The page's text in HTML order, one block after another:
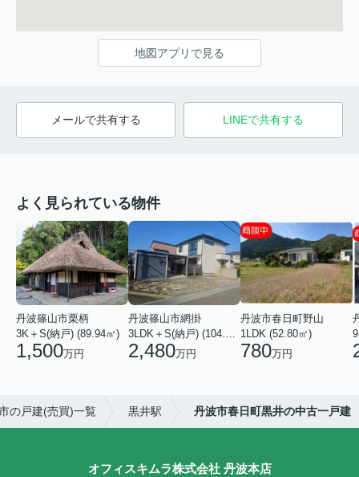
地図アプリで見る
メールで共有する LINEで共有する
よく見られている物件
丹波篠山市栗柄
3K＋S(納戸) (89.94㎡)
1,500万円
丹波篠山市網掛
3LDK＋S(納戸) (104.34㎡)
2,480万円
丹波市春日町野山
1LDK (52.80㎡)
780万円
の戸建(売買)一覧 黒井駅 丹波市春日町黒井の中古一戸建
オフィスキムラ株式会社 丹波本店